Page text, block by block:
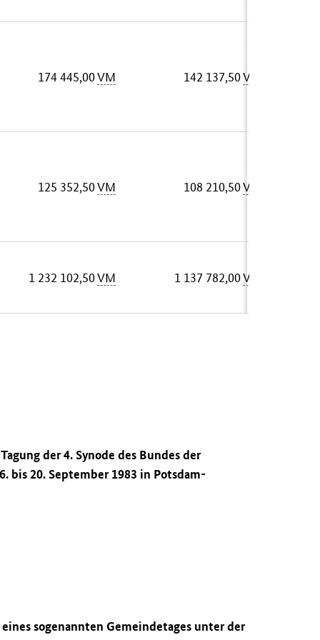
174 445,00VM 142 137,50VM
125 352,50VM 108 210,50VM
1 232 102,50VM 1 137 782,00VM
der 4. Synode des Bundes der
bis 20. September 1983 in Potsdam-
sogenannten Gemeindetages unter der